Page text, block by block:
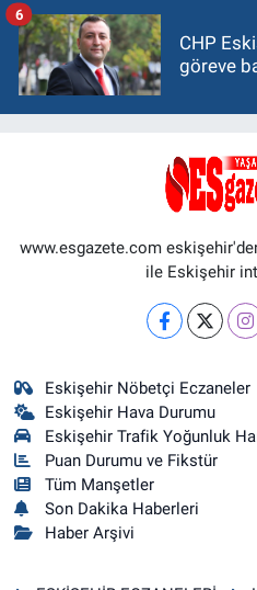
CHP
göreve
6
www.esgazete.com
ile Eskişehir
Eskişehir Nöbetçi Eczaneler
Eskişehir Hava Durumu
Eskişehir Trafik Yoğunluk
Puan Durumu ve Fikstür
Tüm Manşetler
Son Dakika Haberleri
Haber Arşivi